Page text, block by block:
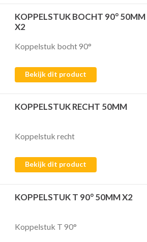
KOPPELSTUK BOCHT 90° 50MM
X2
Koppelstuk bocht 90°
Bekijk dit product
KOPPELSTUK RECHT 50MM
Koppelstuk recht
Bekijk dit product
KOPPELSTUK T 90° 50MM X2
Koppelstuk T 90°